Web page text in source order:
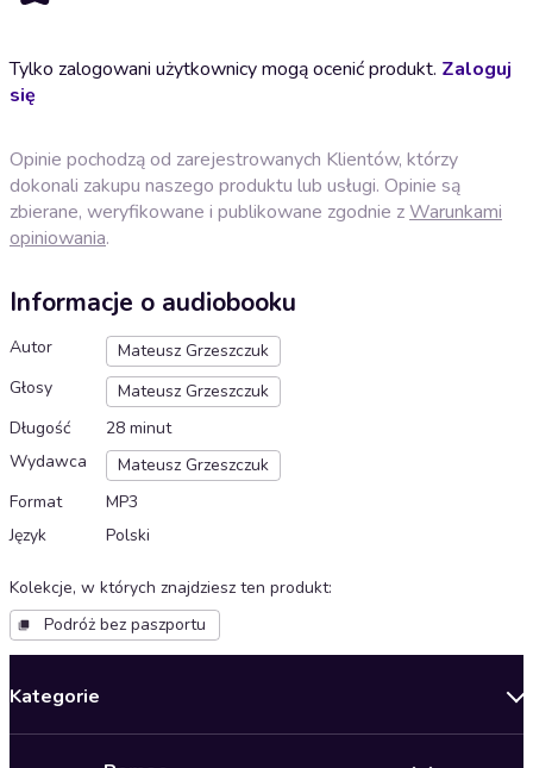
Tylko zalogowani użytkownicy mogą ocenić produkt. Zaloguj
się
Opinie pochodzą od zarejestrowanych Klientów, którzy
dokonali zakupu naszego produktu lub usługi. Opinie są
zbierane, weryfikowane i publikowane zgodnie zWarunkami
opiniowania.
Informacje o audiobooku
Autor
Mateusz Grzeszczuk
Głosy
Mateusz Grzeszczuk
Długość
28 minut
Wydawca
Mateusz Grzeszczuk
Format
MP3
Język
Polski
Kolekcje, w których znajdziesz ten produkt:
Podróż bez paszportu
Kategorie